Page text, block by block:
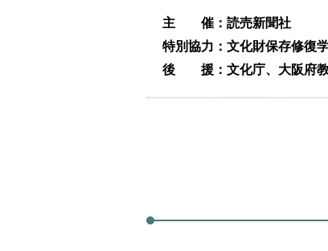
主
催：読売新聞社
特別協力：文化財保存修復
後
援：文化庁、大阪府